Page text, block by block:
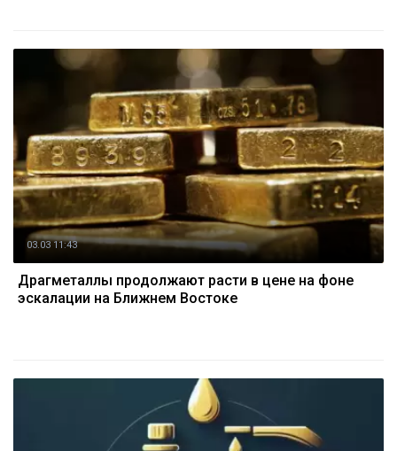
03.03 11:43
Драгметаллы продолжают расти в цене на фоне
эскалации на Ближнем Востоке